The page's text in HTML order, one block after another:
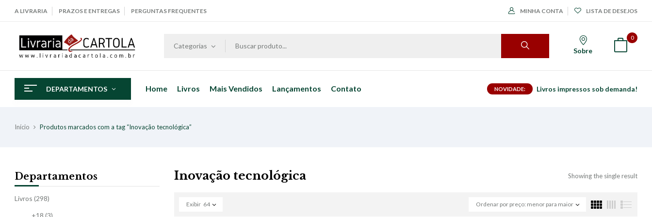
A LIVRARIA PRAZOS E ENTREGAS PERGUNTAS FREQUENTES MINHA CONTA LISTA DE DESEJOS
Categorias
Sobre
0
DEPARTAMENTOS Home Livros Mais Vendidos Lançamentos Contato NOVIDADE: Livros impressos sob demanda!
Início Produtos marcados com a tag “Inovação tecnológica”
Departamentos
Livros (298)
+18 (3)
Inovação tecnológica Showing the single result
Ordenar por preço: menor para maior
Exibir 64